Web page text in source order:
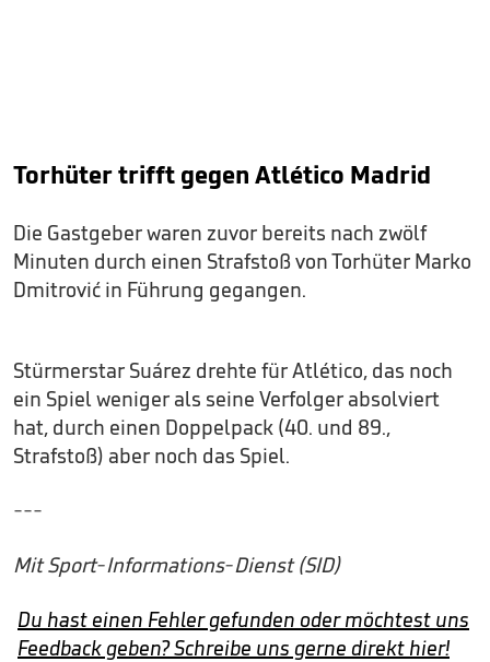
Torhüter trifft gegen Atlético Madrid
Die Gastgeber waren zuvor bereits nach zwölf
Minuten durch einen Strafstoß von Torhüter Marko
Dmitrović in Führung gegangen.
Stürmerstar Suárez drehte für Atlético, das noch
ein Spiel weniger als seine Verfolger absolviert
hat, durch einen Doppelpack (40. und 89.,
Strafstoß) aber noch das Spiel.
---
Mit Sport-Informations-Dienst (SID)
Du hast einen Fehler gefunden oder möchtest uns
Feedback geben? Schreibe uns gerne direkt hier!